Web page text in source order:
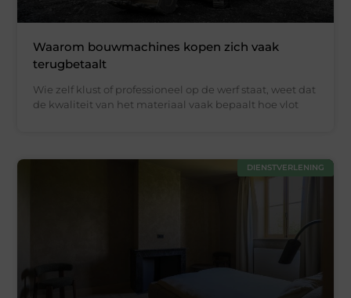
Waarom bouwmachines kopen zich vaak
terugbetaalt
Wie zelf klust of professioneel op de werf staat, weet dat
de kwaliteit van het materiaal vaak bepaalt hoe vlot
DIENSTVERLENING